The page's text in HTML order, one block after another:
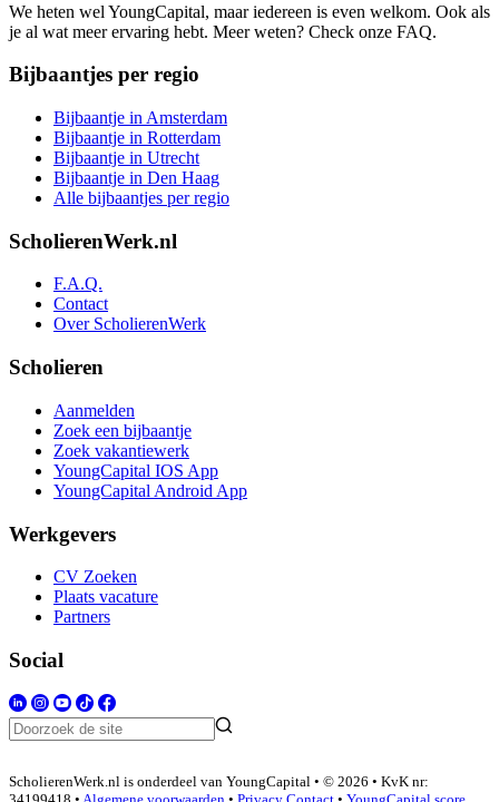
We heten wel YoungCapital, maar iedereen is even welkom. Ook als
je al wat meer ervaring hebt. Meer weten? Check onze FAQ.
Bijbaantjes per regio
Bijbaantje in Amsterdam
Bijbaantje in Rotterdam
Bijbaantje in Utrecht
Bijbaantje in Den Haag
Alle bijbaantjes per regio
ScholierenWerk.nl
F.A.Q.
Contact
Over ScholierenWerk
Scholieren
Aanmelden
Zoek een bijbaantje
Zoek vakantiewerk
YoungCapital IOS App
YoungCapital Android App
Werkgevers
CV Zoeken
Plaats vacature
Partners
Social
ScholierenWerk.nl is onderdeel van YoungCapital • © 2026 • KvK nr: